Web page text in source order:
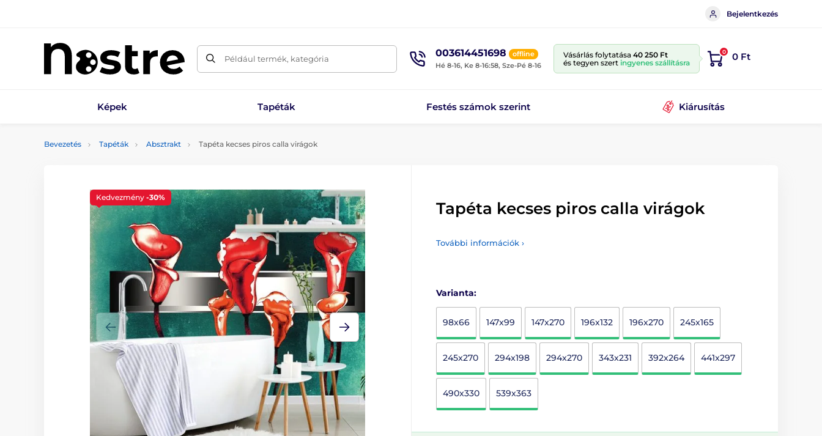
Bejelentkezés
Például termék, kategória 003614451698
offline
Hé 8-16, Ke 8-16:58, Sze-Pé 8-16
Vásárlás folytatása 40 250 Ft
és tegyen szert ingyenes szállításra
0 0 Ft
Képek Tapéták Festés számok szerint Kiárusítás
Bevezetés Tapéták Absztrakt Tapéta kecses piros calla virágok
Kedvezmény -30%
Tapéta kecses piros calla virágok
További információk ›
Varianta:
98x66 147x99 147x270 196x132 196x270 245x165
245x270 294x198 294x270 343x231 392x264 441x297
490x330 539x363